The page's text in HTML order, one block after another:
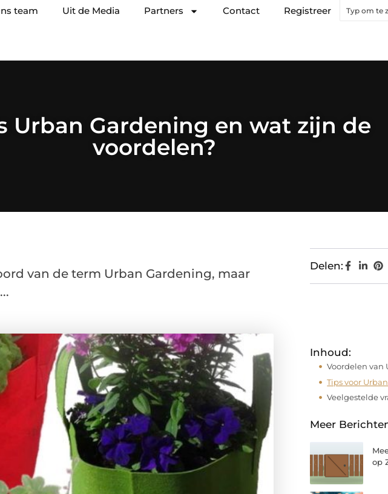
team Uit de Media Partners Contact Registreer
Urban Gardening en wat zijn de
voordelen?
van de term Urban Gardening, maar
Delen:
Inhoud:
Voordelen van
Tips voor
Veelgestelde
Meer
op